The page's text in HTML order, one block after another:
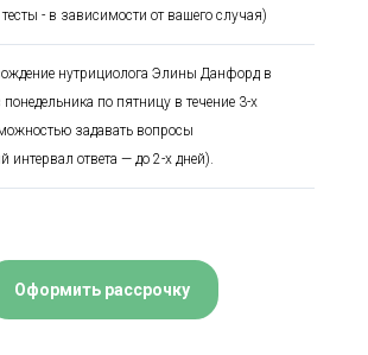
- в зависимости от вашего случая)
нутрициолога Элины Данфорд в
понедельника по пятницу в течение 3-х
задавать вопросы
ответа — до 2-х дней).
Оформить рассрочку